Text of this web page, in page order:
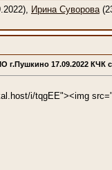
Ирина Суворова
г.Пушкино 17.09.2022 КЧК
i/tqgEE"><img